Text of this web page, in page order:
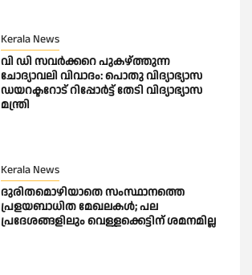
Kerala News
വി ഡി സവർക്കറെ പുകഴ്ത്തുന്ന
ചോദ്യാവലി വിവാദം: പൊതു വിദ്യാഭ്യാസ
ഡയറക്ടറോട് റിപ്പോർട്ട് തേടി വിദ്യാഭ്യാസ
മന്ത്രി
Kerala News
ദുരിതമൊഴിയാതെ സംസ്ഥാനത്തെ
പ്രളയബാധിത മേഖലകൾ; പല
പ്രദേശങ്ങളിലും വെള്ളക്കെട്ടിന് ശമനമില്ല